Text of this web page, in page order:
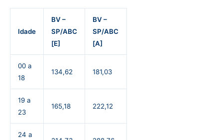
Idade
BV –
SP/ABC
[E]
BV –
SP/ABC
[A]
00 a
18
134,62 181,03
19 a
23
165,18 222,12
24 a